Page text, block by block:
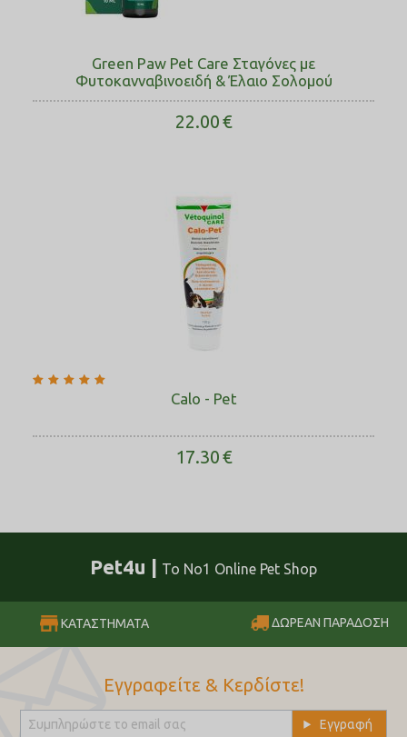
Green Paw Pet Care Σταγόνες με
Φυτοκανναβινοειδή & Έλαιο Σολομού
22.00€
Calo - Pet
17.30€
Pet4u | Το No1 Online Pet Shop
ΚΑΤΑΣΤΗΜΑΤΑ ΔΩΡΕΑΝ ΠΑΡΑΔΟΣΗ
Εγγραφείτε & Κερδίστε!